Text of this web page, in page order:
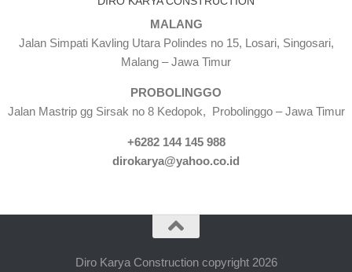
MALANG
Jalan Simpati Kavling Utara Polindes no 15, Losari, Singosari,
Malang – Jawa Timur
PROBOLINGGO
Jalan Mastrip gg Sirsak no 8 Kedopok, Probolinggo – Jawa Timur
+6282 144 145 988
dirokarya@yahoo.co.id
Diro Karya Construction copyright 2026